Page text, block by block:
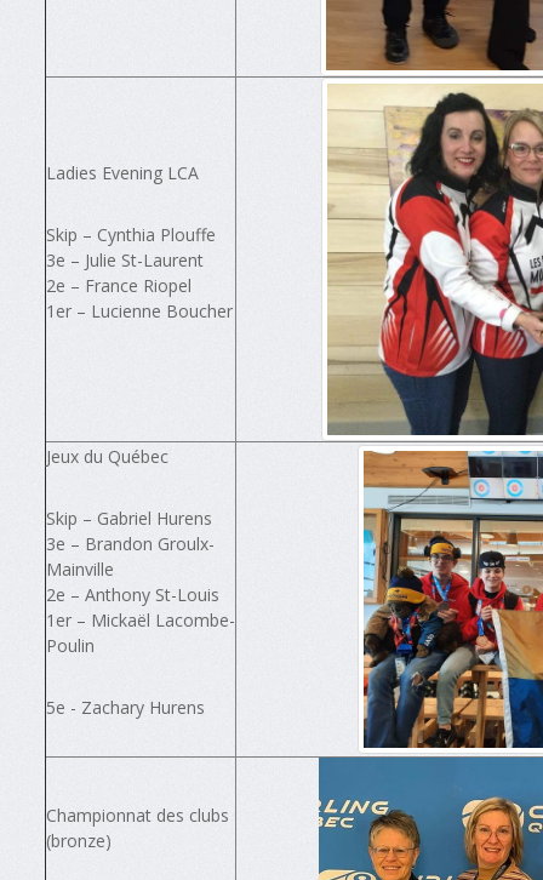
Ladies Evening LCA
Skip – Cynthia Plouffe
3e – Julie St-Laurent
2e – France Riopel
1er – Lucienne Boucher
Jeux du Québec
Skip – Gabriel Hurens
3e – Brandon Groulx-
Mainville
2e – Anthony St-Louis
1er – Mickaël Lacombe-
Poulin
5e - Zachary Hurens
Championnat des clubs
(bronze)